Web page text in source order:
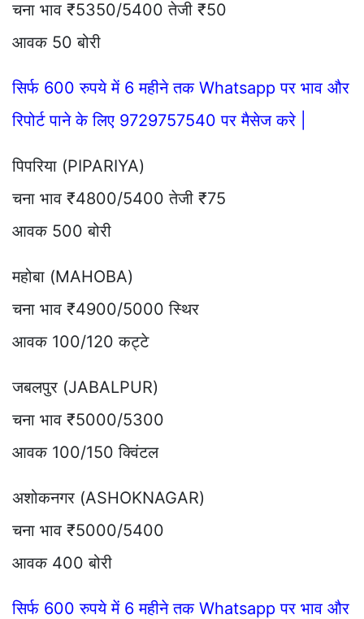
चना भाव ₹5350/5400 तेजी ₹50
आवक 50 बोरी
सिर्फ 600 रुपये में 6 महीने तक Whatsapp पर भाव और
रिपोर्ट पाने के लिए 9729757540 पर मैसेज करे |
पिपरिया (PIPARIYA)
चना भाव ₹4800/5400 तेजी ₹75
आवक 500 बोरी
महोबा (MAHOBA)
चना भाव ₹4900/5000 स्थिर
आवक 100/120 कट्टे
जबलपुर (JABALPUR)
चना भाव ₹5000/5300
आवक 100/150 क्विंटल
अशोकनगर (ASHOKNAGAR)
चना भाव ₹5000/5400
आवक 400 बोरी
सिर्फ 600 रुपये में 6 महीने तक Whatsapp पर भाव और